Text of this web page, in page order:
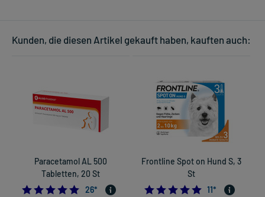
Kunden, die diesen Artikel gekauft haben, kauften auch:
Paracetamol AL 500
Tabletten, 20 St
4.961538461538462
26*
Frontline Spot on Hund S, 3
St
5.0
11*